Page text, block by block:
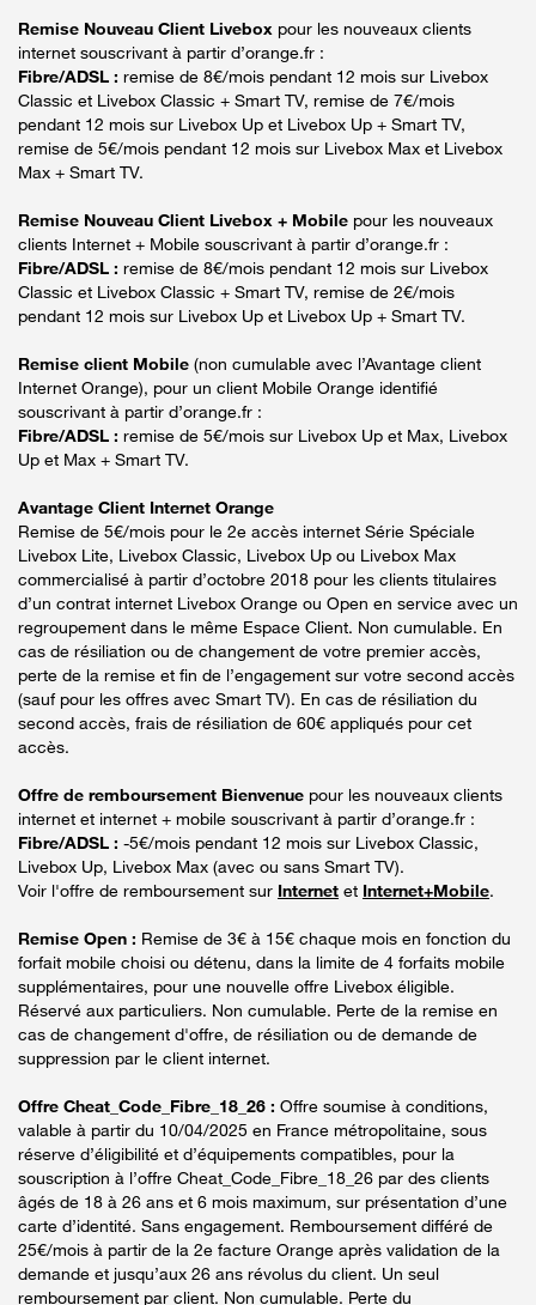
Remise Nouveau Client Livebox pour les nouveaux clients
internet souscrivant à partir d’orange.fr :
Fibre/ADSL : remise de 8€/mois pendant 12 mois sur Livebox
Classic et Livebox Classic + Smart TV, remise de 7€/mois
pendant 12 mois sur Livebox Up et Livebox Up + Smart TV,
remise de 5€/mois pendant 12 mois sur Livebox Max et Livebox
Max + Smart TV.
Remise Nouveau Client Livebox + Mobile pour les nouveaux
clients Internet + Mobile souscrivant à partir d’orange.fr :
Fibre/ADSL : remise de 8€/mois pendant 12 mois sur Livebox
Classic et Livebox Classic + Smart TV, remise de 2€/mois
pendant 12 mois sur Livebox Up et Livebox Up + Smart TV.
Remise client Mobile (non cumulable avec l’Avantage client
Internet Orange), pour un client Mobile Orange identifié
souscrivant à partir d’orange.fr :
Fibre/ADSL : remise de 5€/mois sur Livebox Up et Max, Livebox
Up et Max + Smart TV.
Avantage Client Internet Orange
Remise de 5€/mois pour le 2e accès internet Série Spéciale
Livebox Lite, Livebox Classic, Livebox Up ou Livebox Max
commercialisé à partir d’octobre 2018 pour les clients titulaires
d’un contrat internet Livebox Orange ou Open en service avec un
regroupement dans le même Espace Client. Non cumulable. En
cas de résiliation ou de changement de votre premier accès,
perte de la remise et fin de l’engagement sur votre second accès
(sauf pour les offres avec Smart TV). En cas de résiliation du
second accès, frais de résiliation de 60€ appliqués pour cet
accès.
Offre de remboursement Bienvenue pour les nouveaux clients
internet et internet + mobile souscrivant à partir d’orange.fr :
Fibre/ADSL : -5€/mois pendant 12 mois sur Livebox Classic,
Livebox Up, Livebox Max (avec ou sans Smart TV).
Voir l'offre de remboursement sur Internet et Internet+Mobile.
Remise Open : Remise de 3€ à 15€ chaque mois en fonction du
forfait mobile choisi ou détenu, dans la limite de 4 forfaits mobile
supplémentaires, pour une nouvelle offre Livebox éligible.
Réservé aux particuliers. Non cumulable. Perte de la remise en
cas de changement d'offre, de résiliation ou de demande de
suppression par le client internet.
Offre Cheat_Code_Fibre_18_26 : Offre soumise à conditions,
valable à partir du 10/04/2025 en France métropolitaine, sous
réserve d’éligibilité et d’équipements compatibles, pour la
souscription à l’offre Cheat_Code_Fibre_18_26 par des clients
âgés de 18 à 26 ans et 6 mois maximum, sur présentation d’une
carte d’identité. Sans engagement. Remboursement différé de
25€/mois à partir de la 2e facture Orange après validation de la
demande et jusqu’aux 26 ans révolus du client. Un seul
remboursement par client. Non cumulable. Perte du